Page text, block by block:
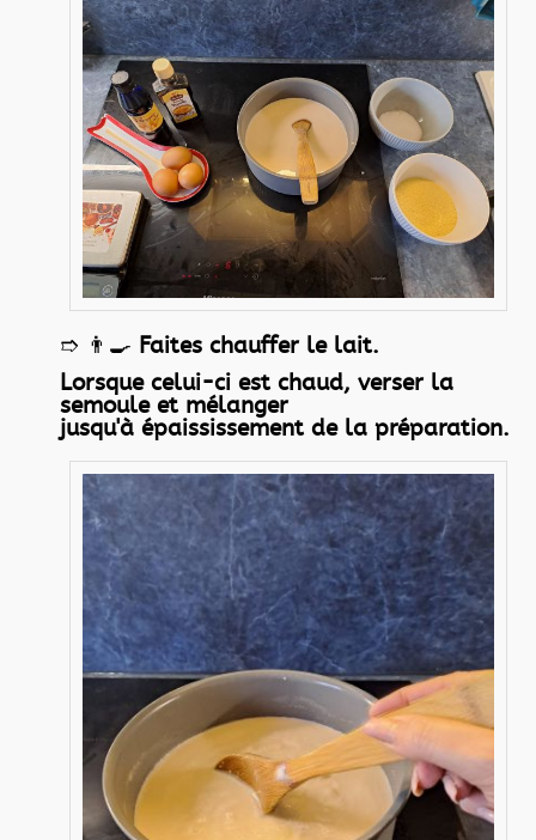
➱ 👨‍🍳 Faites chauffer le lait.
Lorsque celui-ci est chaud, verser la
semoule et mélanger
jusqu'à épaississement de la préparation.